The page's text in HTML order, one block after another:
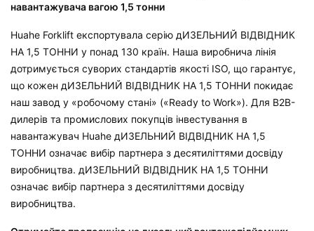
навантажувача вагою 1,5 тонни
Huahe Forklift експортувала серію дИЗЕЛЬНИЙ ВІДВІДНИК
НА 1,5 ТОННИ у понад 130 країн. Наша виробнича лінія
дотримується суворих стандартів якості ISO, що гарантує,
що кожен дИЗЕЛЬНИЙ ВІДВІДНИК НА 1,5 ТОННИ покидає
наш завод у «робочому стані» («Ready to Work»). Для B2B-
дилерів та промислових покупців інвестування в
навантажувач Huahe дИЗЕЛЬНИЙ ВІДВІДНИК НА 1,5
ТОННИ означає вибір партнера з десятиліттями досвіду
виробництва. дИЗЕЛЬНИЙ ВІДВІДНИК НА 1,5 ТОННИ
означає вибір партнера з десятиліттями досвіду
виробництва.